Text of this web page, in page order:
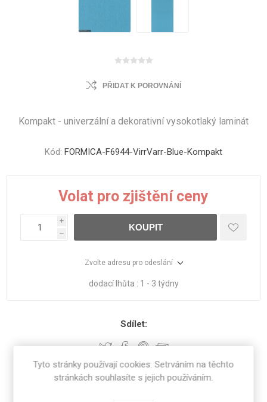
PŘIDAT K POROVNÁNÍ
Kompakt - univerzální a dekorativní vysokotlaký laminát
Kód: FORMICA-F6944-VirrVarr-Blue-Kompakt
Volat pro zjištění ceny
i
h
KOUPIT
Zvolte adresu pro odeslání
dodací lhůta : 1 - 3 týdny
Sdílet:
Tyto stránky používají cookies. Setrváním na těchto
stránkách souhlasíte s jejich používáním.